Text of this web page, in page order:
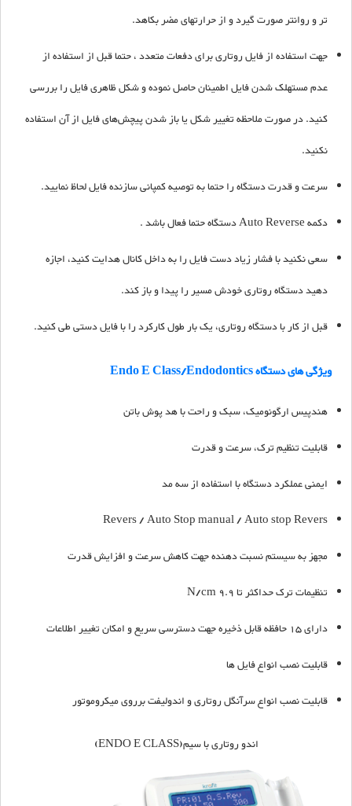
تر و روانتر صورت گیرد و از حرارتهای مضر بکاهد.
جهت استفاده از فایل روتاری برای دفعات متعدد ، حتما قبل از استفاده از
عدم مستهلک شدن فایل اطمینان حاصل نموده و شکل ظاهری فایل را بررسی
کنید. در صورت ملاحظه تغییر شکل یا باز شدن پیچش‌های فایل از آن استفاده
نکنید.
سرعت و قدرت دستگاه را حتما به توصیه کمپانی سازنده فایل لحاظ نمایید.
دکمه Auto Reverse دستگاه حتما فعال باشد .
سعی نکنید با فشار زیاد دست فایل را به داخل کانال هدایت کنید، اجازه
دهید دستگاه روتاری خودش مسیر را پیدا و باز کند.
قبل از کار با دستگاه روتاری، یک بار طول کارکرد را با فایل دستی طی کنید.
ویژگی های دستگاه Endo E Class/Endodontics
هندپیس ارگونومیک، سبک و راحت با هد پوش باتن
قابلیت تنظیم ترک، سرعت و قدرت
ایمنی عملکرد دستگاه با استفاده از سه مد
Revers / Auto Stop manual / Auto stop Revers
مجهز به سیستم نسبت دهنده جهت کاهش سرعت و افزایش قدرت
تنظیمات ترک حداکثر تا 9.9 N/cm
دارای 15 حافظه قابل ذخیره جهت دسترسی سریع و امکان تغییر اطلاعات
قابلیت نصب انواع فایل ها
قابلیت نصب انواع سرآنگل روتاری و اندولیفت برروی میکروموتور
اندو روتاری با سیم(ENDO E CLASS)